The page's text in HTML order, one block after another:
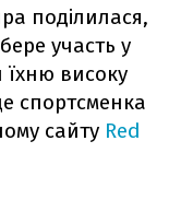
поділилася,
участь у
високу
спортсменка
сайту Red